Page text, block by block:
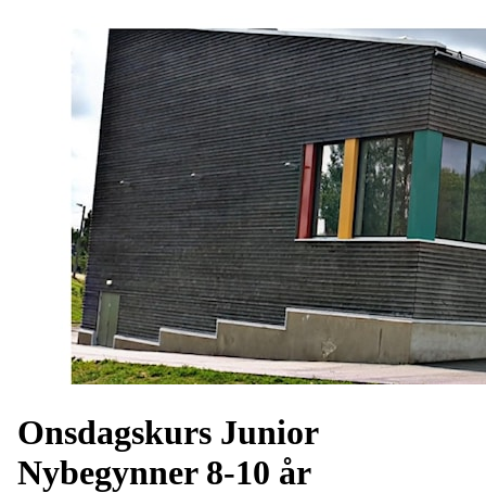
Onsdagskurs Junior
Nybegynner 8-10 år